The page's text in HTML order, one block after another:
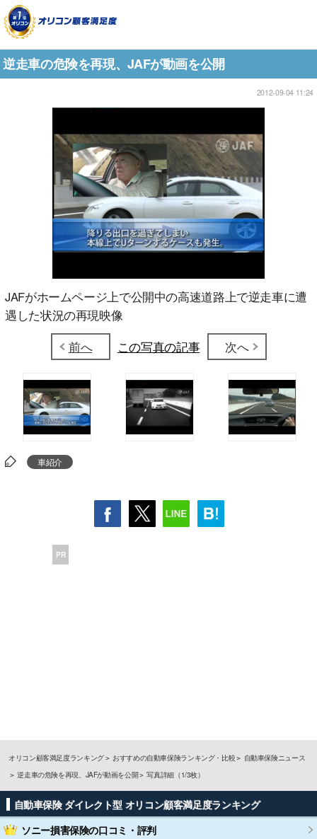
逆走車の危険を再現、JAFが動画を公開
2012-09-04 11:24
JAFがホームページ上で公開中の高速道路上で逆走車に遭
遇した状況の再現映像
前へ
この写真の記事 次へ
車紹介
PR
オリコン顧客満足度ランキング おすすめの自動車保険ランキング・比較
自動車保険ニュース
逆走車の危険を再現、JAFが動画を公開
写真詳細（1/3枚）
自動車保険 ダイレクト型 オリコン顧客満足度ランキング
ソニー損害保険の口コミ・評判